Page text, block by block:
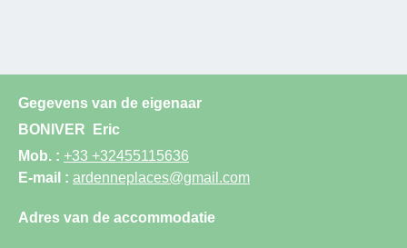
Gegevens van de eigenaar
BONIVER
Eric
Mob. : +33 +32455115636
E-mail : ardenneplaces@gmail.com
Adres van de accommodatie